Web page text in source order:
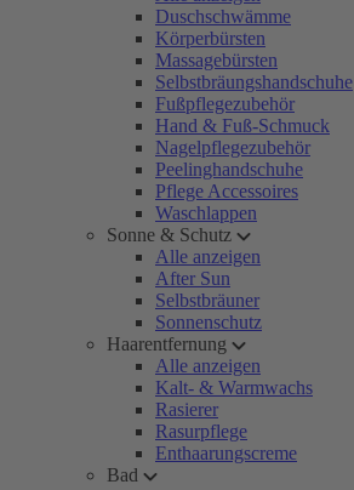
Duschschwämme
Körperbürsten
Massagebürsten
Selbstbräungshandschuhe
Fußpflegezubehör
Hand & Fuß-Schmuck
Nagelpflegezubehör
Peelinghandschuhe
Pflege Accessoires
Waschlappen
Sonne & Schutz
Alle anzeigen
After Sun
Selbstbräuner
Sonnenschutz
Haarentfernung
Alle anzeigen
Kalt- & Warmwachs
Rasierer
Rasurpflege
Enthaarungscreme
Bad